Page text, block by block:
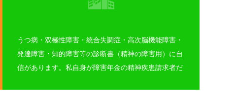
うつ病・双極性障害・統合失調症・高次脳機能障害・
発達障害・知的障害等の診断書（精神の障害用）に自
信があります。私自身が障害年金の精神疾患請求者だ